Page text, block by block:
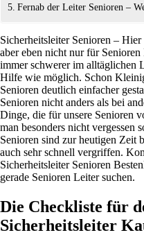
Fernab der Leiter Senioren –
Sicherheitsleiter Senioren –
aber eben nicht nur für
immer schwerer im alltäglichen
Hilfe wie möglich. Schon
Senioren deutlich einfacher
Senioren nicht anders als bei
Dinge, die für unsere Senioren
man besonders nicht vergessen
Senioren sind zur heutigen Zeit
auch sehr schnell vergriffen.
Sicherheitsleiter Senioren
gerade Senioren Leiter suchen.
Die Checkliste für
Sicherheitsleiter